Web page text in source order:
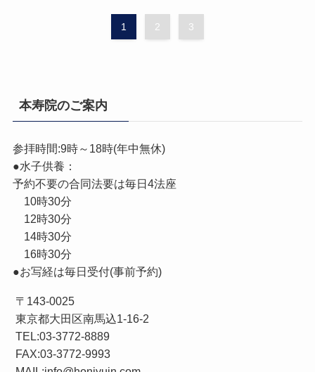
1 2 3
本寿院のご案内
参拝時間:9時～18時(年中無休)
●水子供養：
予約不要の合同法要は毎日4法座
10時30分
12時30分
14時30分
16時30分
●お写経は毎日受付(事前予約)
〒143-0025
東京都大田区南馬込1-16-2
TEL:03-3772-8889
FAX:03-3772-9993